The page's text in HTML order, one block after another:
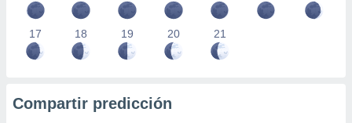
17 18 19 20 21
Compartir predicción